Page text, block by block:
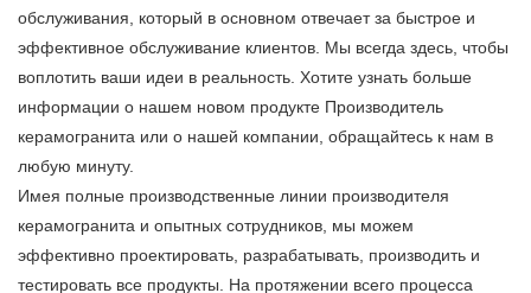
обслуживания, который в основном отвечает за быстрое и
эффективное обслуживание клиентов. Мы всегда здесь, чтобы
воплотить ваши идеи в реальность. Хотите узнать больше
информации о нашем новом продукте Производитель
керамогранита или о нашей компании, обращайтесь к нам в
любую минуту.
Имея полные производственные линии производителя
керамогранита и опытных сотрудников, мы можем
эффективно проектировать, разрабатывать, производить и
тестировать все продукты. На протяжении всего процесса